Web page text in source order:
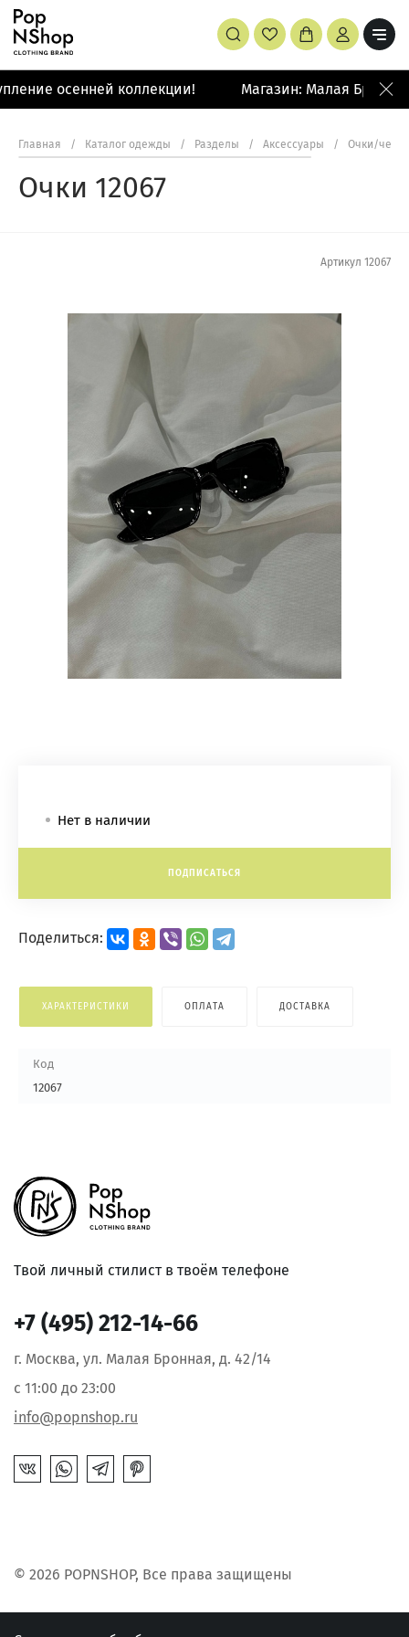
осенней коллекции! Магазин: Малая
Главная / Каталог одежды / Разделы / Аксессуары / Очки/
Очки 12067
Артикул 12067
Нет в наличии
ПОДПИСАТЬСЯ
Поделиться:
ХАРАКТЕРИСТИКИ ОПЛАТА ДОСТАВКА
Код
12067
Твой личный стилист в твоём телефоне
© 2026 POPNSHOP, Все права защищены
+7 (495) 212-14-66
г. Москва, ул. Малая Бронная, д. 42/14
с 11:00 до 23:00
info@popnshop.ru